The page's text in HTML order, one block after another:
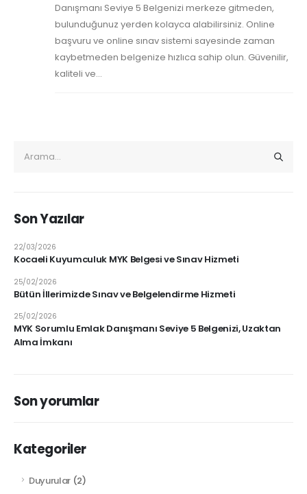
Danışmanı Seviye 5 Belgenizi merkeze gitmeden,
bulunduğunuz yerden kolayca alabilirsiniz. Online
başvuru ve online sınav sistemi sayesinde zaman
kaybetmeden belgenize hızlıca sahip olun. Güvenilir,
kaliteli ve...
Son Yazılar
Kocaeli Kuyumculuk MYK Belgesi ve Sınav Hizmeti
22/03/2026
Bütün İllerimizde Sınav ve Belgelendirme Hizmeti
25/02/2026
MYK Sorumlu Emlak Danışmanı Seviye 5 Belgenizi, Uzaktan
Alma İmkanı
25/02/2026
Son yorumlar
Kategoriler
Duyurular (2)